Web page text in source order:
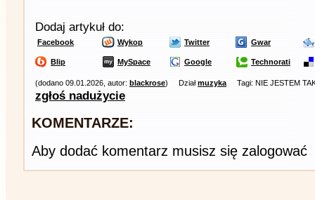
Dodaj artykuł do:
Facebook Wykop Twitter Gwar
Blip MySpace Google Technorati
(dodano 09.01.2026, autor: blackrose) Działmuzyka Tagi: NIE JESTEM
zgłoś nadużycie
KOMENTARZE:
Aby dodać komentarz musisz się zalogować